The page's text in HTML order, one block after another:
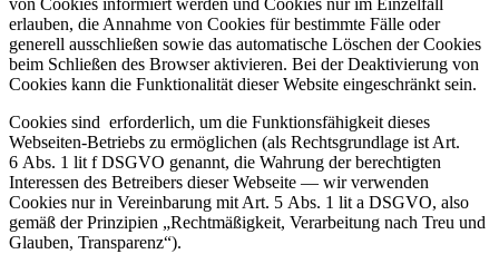
von Cookies informiert werden und Cookies nur im Einzelfall
erlauben, die Annahme von Cookies für bestimmte Fälle oder
generell ausschließen sowie das automatische Löschen der Cookies
beim Schließen des Browser aktivieren. Bei der Deaktivierung von
Cookies kann die Funktionalität dieser Website eingeschränkt sein.
Cookies sind erforderlich, um die Funktionsfähigkeit dieses
Webseiten-Betriebs zu ermöglichen (als Rechtsgrundlage ist Art.
6 Abs. 1 lit fDSGVO genannt, die Wahrung der berechtigten
Interessen des Betreibers dieser Webseite — wir verwenden
Cookies nur in Vereinbarung mit Art. 5 Abs. 1 lit a DSGVO, also
gemäß der Prinzipien „Rechtmäßigkeit, Verarbeitung nach Treu und
Glauben, Transparenz“).